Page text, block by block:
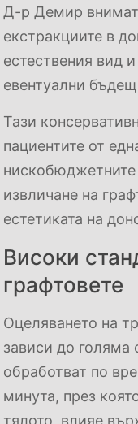
Д-р Демир
екстракциите в
естествения вид
евентуални
Тази
пациентите от
нискобюджетните
извличане на
естетиката на
Високи
графтовете
Оцеляването на
зависи до голяма
обработват по
минута, през
тялото, влияе